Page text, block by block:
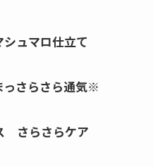
ュマロ仕立て
さらさら通気※
さらさらケア